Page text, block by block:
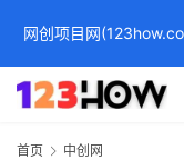
首页 中创网
网创项目网